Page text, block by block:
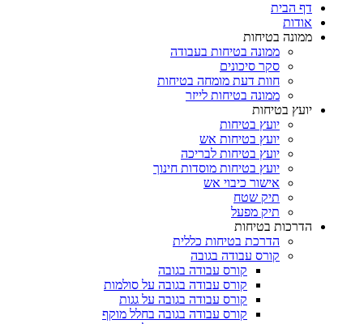
דף הבית
אודות
ממונה בטיחות
ממונה בטיחות בעבודה
סקר סיכונים
חוות דעת מומחה בטיחות
ממונה בטיחות לייזר
יועץ בטיחות
יועץ בטיחות
יועץ בטיחות אש
יועץ בטיחות לבריכה
יועץ בטיחות מוסדות חינוך
אישור כיבוי אש
תיק שטח
תיק מפעל
הדרכות בטיחות
הדרכת בטיחות כללית
קורס עבודה בגובה
קורס עבודה בגובה
קורס עבודה בגובה על סולמות
קורס עבודה בגובה על גגות
קורס עבודה בגובה בחלל מוקף